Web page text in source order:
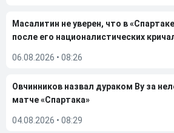
Масалитин не уверен, что в
после его националистических
06.08.2026 • 08:26
Овчинников назвал дураком Ву за
матче «Спартака»
04.08.2026 • 08:29